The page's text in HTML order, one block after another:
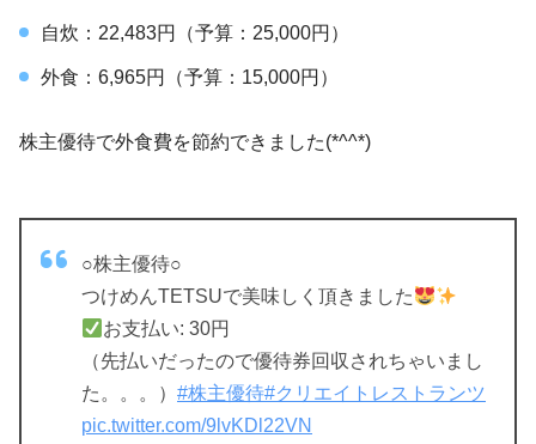
自炊：22,483円（予算：25,000円）
外食：6,965円（予算：15,000円）
株主優待で外食費を節約できました(*^^*)
○株主優待○
つけめんTETSUで美味しく頂きました
お支払い: 30円
（先払いだったので優待券回収されちゃいまし
た。。。） #株主優待#クリエイトレストランツ
pic.twitter.com/9lvKDl22VN